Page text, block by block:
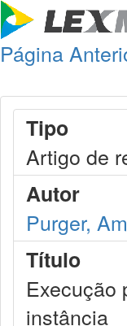
Página
Tipo
Artigo de
Autor
Purger,
Título
Execução
instância